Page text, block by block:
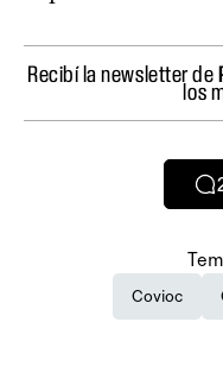
Recibí la newsletter de
los
Covioc